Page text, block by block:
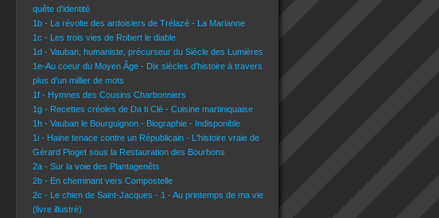
quête d'identité
1b - La révolte des ardoisiers de Trélazé - La Marianne
1c - Les trois vies de Robert le diable
1d - Vauban, humaniste, précurseur du Siècle des Lumières
1e-Au coeur du Moyen Âge - Dix siècles d’histoire à travers
plus d’un millier de mots
1f - Hymnes des Cousins Charbonniers
1g - Recettes créoles de Da ti Clé - Cuisine martiniquaise
1h - Vauban le Bourguignon - Biographie - Indisponible
1i - Haine tenace contre un Républicain - L'histoire vraie de
Gérard Pioget sous la Restauration des Bourbons
2a - Sur la voie des Plantagenêts
2b - En cheminant vers Compostelle
2c - Le chien de Saint-Jacques - 1 - Au printemps de ma vie
(livre illustré)